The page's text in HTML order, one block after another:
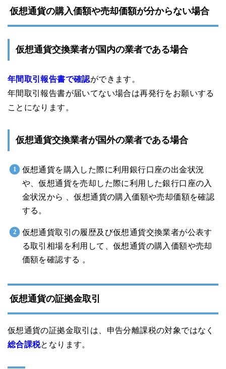
仮想通貨の購入価額や売却価額が分からない場合
仮想通貨交換業者が国内の業者である場合
年間取引報告書で確認ができます。
年間取引報告書が届いてない場合は再発行をお願いする
ことになります。
仮想通貨交換業者が国外の業者である場合
仮想通貨を購入した際に利用銀行口座の出金状況
や、仮想通貨を売却した際に利用した銀行口座の入
金状況から 、仮想通貨の購入価額や売却価額を確認
する。
仮想通貨取引の履歴及び仮想通貨交換業者が公表す
る取引相場を利用して、仮想通貨の購入価額や売却
価額を確認する 。
仮想通貨の証拠金取引
仮想通貨の証拠金取引は、申告分離課税の対象ではなく
総合課税となります。